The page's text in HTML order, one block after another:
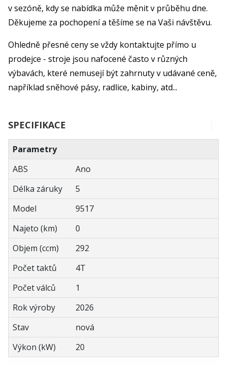
v sezóně, kdy se nabídka může měnit v průběhu dne.
Děkujeme za pochopení a těšíme se na Vaši návštěvu.
Ohledně přesné ceny se vždy kontaktujte přímo u
prodejce - stroje jsou nafocené často v různých
výbavách, které nemusejí být zahrnuty v udávané ceně,
například sněhové pásy, radlice, kabiny, atd...
SPECIFIKACE
Parametry
ABS
Ano
Délka záruky
5
Model
9517
Najeto (km)
0
Objem (ccm)
292
Počet taktů
4T
Počet válců
1
Rok výroby
2026
Stav
nová
Výkon (kW)
20